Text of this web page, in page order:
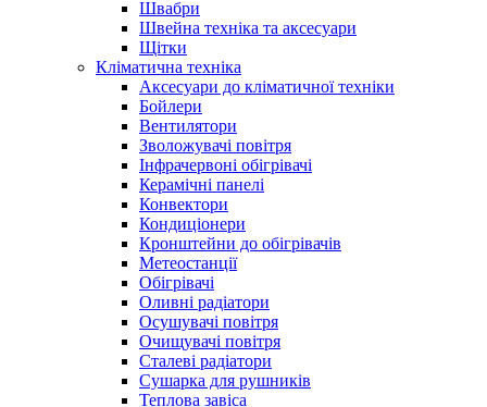
Швабри
Швейна техніка та аксесуари
Щітки
Кліматична техніка
Аксесуари до кліматичної техніки
Бойлери
Вентилятори
Зволожувачі повітря
Інфрачервоні обігрівачі
Керамічні панелі
Конвектори
Кондиціонери
Кронштейни до обігрівачів
Метеостанції
Обігрівачі
Оливні радіатори
Осушувачі повітря
Очищувачі повітря
Сталеві радіатори
Сушарка для рушників
Теплова завіса